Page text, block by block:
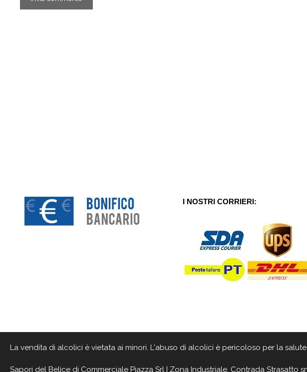
I NOSTRI CORRIERI:
La vendita di alcolici è vietata ai minori. L'abuso di alcolici è pericoloso per la
Sapori del Belìce di Commerciale Piazza Srl | Zona Industriale, Contrada Strasatto